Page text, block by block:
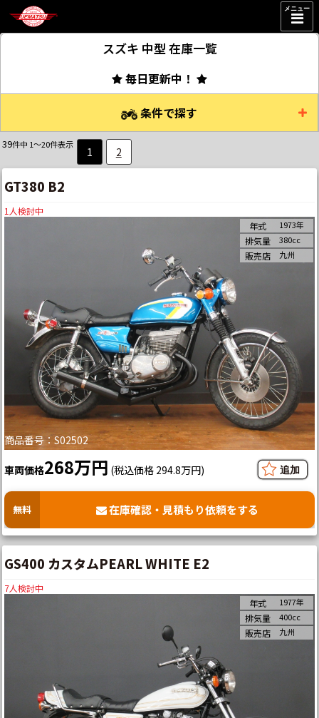
メニュー
スズキ 中型在庫一覧
毎日更新中！
条件で探す
39件中 1～20件表示
1 2
GT380 B2
1 人検討中
商品番号：S02502
年式 1973年
排気量 380cc
販売店 九州
車両価格268万円 (税込価格 294.8万円)
無料 在庫確認・見積もり依頼をする
GS400 カスタムPEARL WHITE E2
7人検討中
年式 1977年
排気量 400cc
販売店 九州